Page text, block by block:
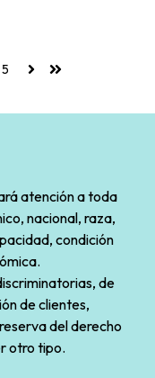
5
Siguiente
Última
atención a toda
nacional, raza,
condición
de
de clientes,
del derecho
otro tipo.